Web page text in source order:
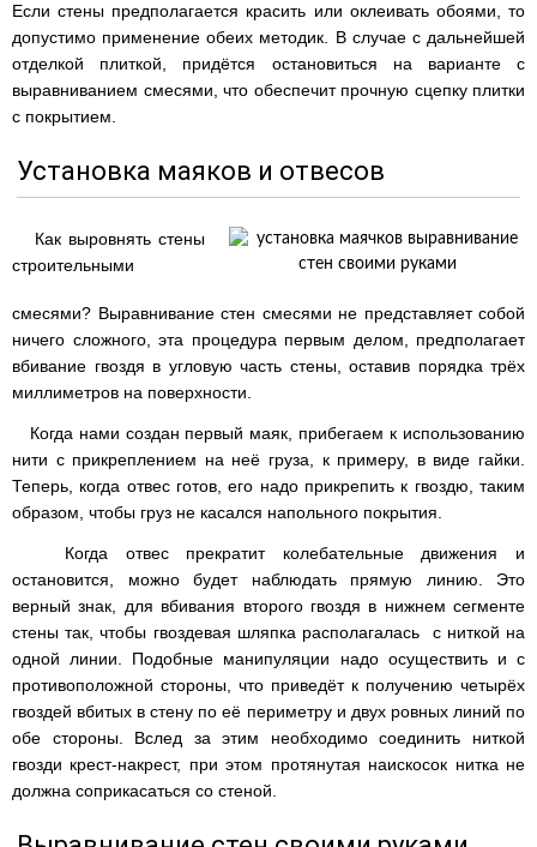
Если стены предполагается красить или оклеивать обоями, то
допустимо применение обеих методик. В случае с дальнейшей
отделкой плиткой, придётся остановиться на варианте с
выравниванием смесями, что обеспечит прочную сцепку плитки
с покрытием.
Установка маяков и отвесов
Как выровнять стены
строительными
смесями? Выравнивание стен смесями не представляет собой
ничего сложного, эта процедура первым делом, предполагает
вбивание гвоздя в угловую часть стены, оставив порядка трёх
миллиметров на поверхности.
Когда нами создан первый маяк, прибегаем к использованию
нити с прикреплением на неё груза, к примеру, в виде гайки.
Теперь, когда отвес готов, его надо прикрепить к гвоздю, таким
образом, чтобы груз не касался напольного покрытия.
Когда отвес прекратит колебательные движения и
остановится, можно будет наблюдать прямую линию. Это
верный знак, для вбивания второго гвоздя в нижнем сегменте
стены так, чтобы гвоздевая шляпка располагалась с ниткой на
одной линии. Подобные манипуляции надо осуществить и с
противоположной стороны, что приведёт к получению четырёх
гвоздей вбитых в стену по её периметру и двух ровных линий по
обе стороны. Вслед за этим необходимо соединить ниткой
гвозди крест-накрест, при этом протянутая наискосок нитка не
должна соприкасаться со стеной.